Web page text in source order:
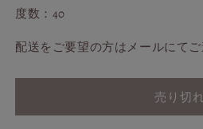
度数：40
配送をご要望の方はメールにてご
売り切れ